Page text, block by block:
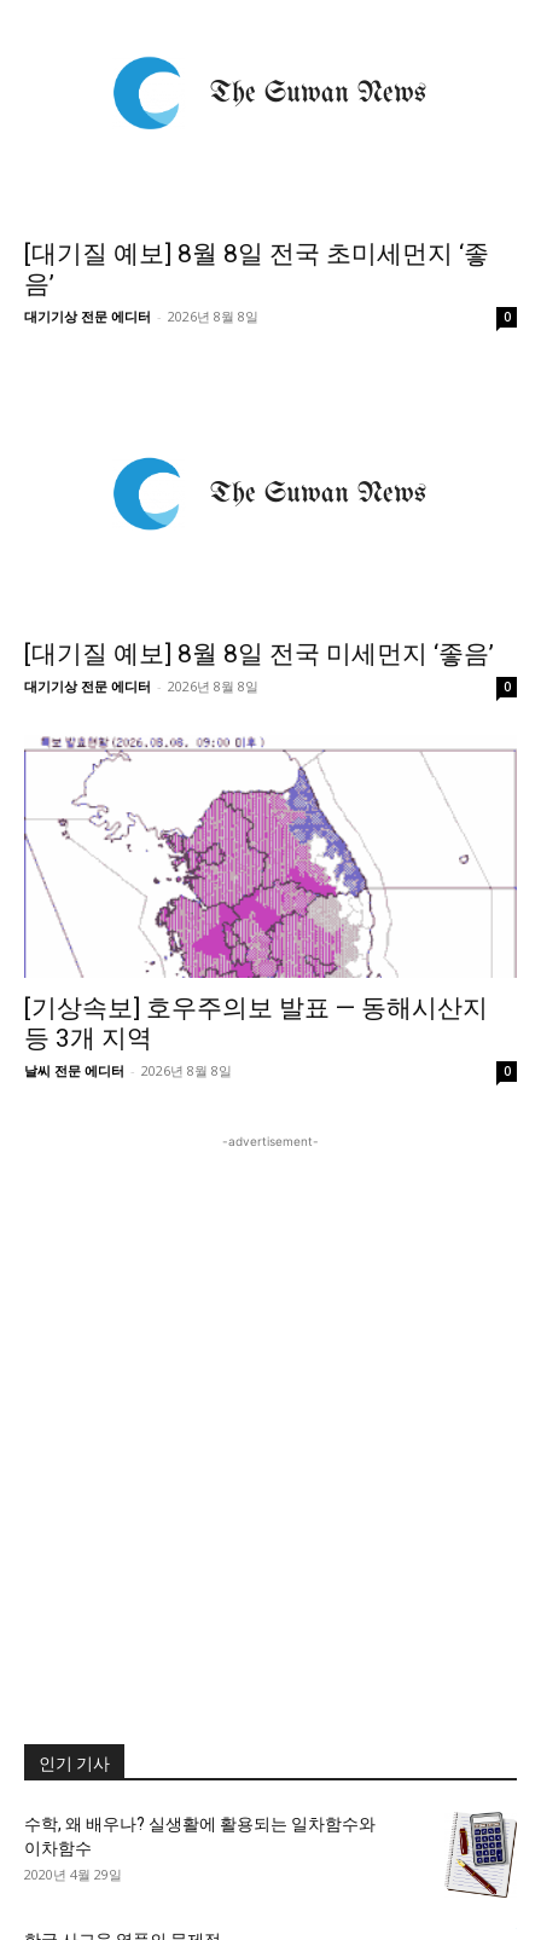
[대기질 예보] 8월 8일 전국 초미세먼지 ‘좋
음’
대기기상 전문 에디터 - 2026년 8월 8일 0
[대기질 예보] 8월 8일 전국 미세먼지 ‘좋음’
대기기상 전문 에디터 - 2026년 8월 8일 0
[기상속보] 호우주의보 발표 — 동해시산지
등 3개 지역
날씨 전문 에디터 - 2026년 8월 8일 0
-advertisement-
인기 기사
수학, 왜 배우나? 실생활에 활용되는 일차함수와
이차함수
2020년 4월 29일